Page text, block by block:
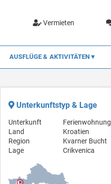
Vermieten
AUSFLÜGE & AKTIVITÄTEN
Unterkunftstyp & Lage
Unterkunft
Ferienwohnung
Land
Kroatien
Region
Kvarner Bucht
Lage
Crikvenica